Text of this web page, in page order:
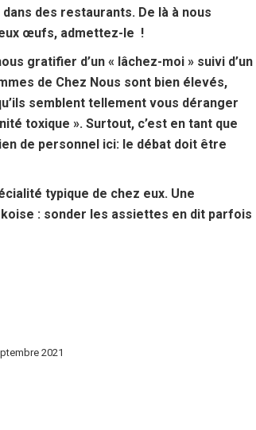
des restaurants. De là à nous
œufs, admettez-le !
gratifier d’un « lâchez-moi » suivi d’un
de Chez Nous sont bien élevés,
semblent tellement vous déranger
toxique ». Surtout, c’est en tant que
de personnel ici: le débat doit être
typique de chez eux. Une
: sonder les assiettes en dit parfois
2021